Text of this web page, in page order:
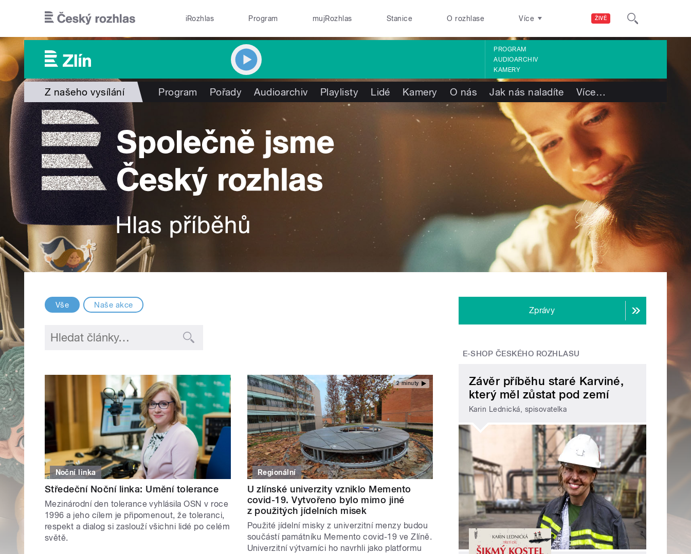
ŽIVĚ
iRozhlas Program mujRozhlas Stanice O rozhlase Více
PROGRAM
AUDIOARCHIV
KAMERY
Z našeho vysílání Program Pořady Audioarchiv Playlisty Lidé Kamery O nás Jak nás naladíte Více…
Vše Naše akce
Noční linka
Středeční Noční linka: Umění tolerance
Mezinárodní den tolerance vyhlásila OSN v roce
1996 a jeho cílem je připomenout, že toleranci,
respekt a dialog si zaslouží všichni lidé po celém
světě.
2 minuty
Regionální
U zlínské univerzity vzniklo Memento
covid-19. Vytvořeno bylo mimo jiné
z použitých jídelních misek
Použité jídelní misky z univerzitní menzy budou
součástí památníku Memento covid-19 ve Zlíně.
Univerzitní výtvarníci ho navrhli jako platformu
Zprávy
E-SHOP ČESKÉHO ROZHLASU
Závěr příběhu staré Karviné,
který měl zůstat pod zemí
Karin Lednická, spisovatelka